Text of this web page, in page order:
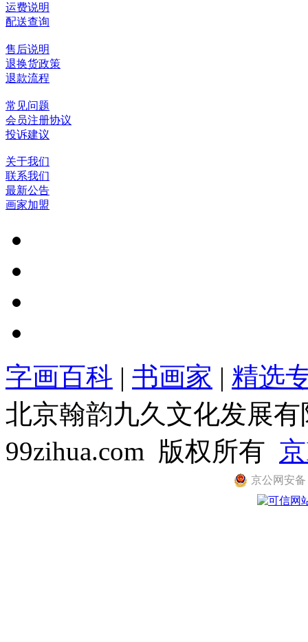
运费说明
配送查询
售后说明
退换货政策
退款流程
常见问题
会员注册协议
投诉建议
关于我们
联系我们
最新公告
画家加盟
字画百科 | 书画家 | 精选
北京翰韵九久文化发展
99zihua.com 版权所有
京公网安备